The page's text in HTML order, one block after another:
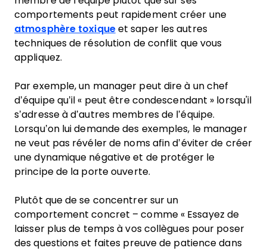
comportements peut rapidement créer une
atmosphère toxiqueet saper les autres
techniques de résolution de conflit que vous
appliquez.
Par exemple, un manager peut dire à un chef
d’équipe qu’il « peut être condescendant » lorsqu'il
s’adresse à d’autres membres de l’équipe.
Lorsqu’on lui demande des exemples, le manager
ne veut pas révéler de noms afin d’éviter de créer
une dynamique négative et de protéger le
principe de la porte ouverte.
Plutôt que de se concentrer sur un
comportement concret – comme « Essayez de
laisser plus de temps à vos collègues pour poser
des questions et faites preuve de patience dans